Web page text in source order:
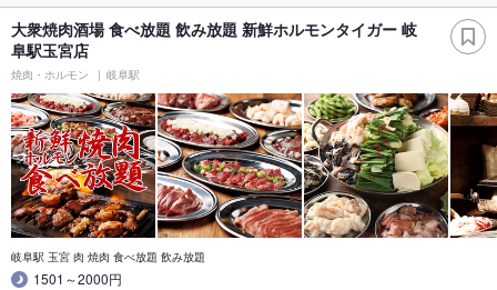
大衆焼肉酒場 食べ放題 飲み放題 新鮮ホルモンタイガー 岐
阜駅玉宮店
焼肉・ホルモン 岐阜駅
岐阜駅 玉宮 肉 焼肉 食べ放題 飲み放題
1501～2000円